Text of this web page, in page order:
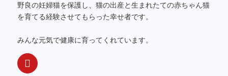
野良の妊婦猫を保護し、猫の出産と生まれたての赤ちゃん猫
を育てる経験させてもらった幸せ者です。
みんな元気で健康に育ってくれています。